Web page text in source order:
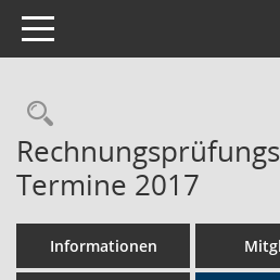
Toggle navigation
Rechercheauswahl
Termine 2017
Informationen